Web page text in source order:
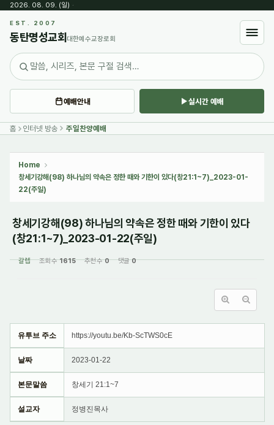
2026. 08. 09. (일) ·
EST. 2007
동탄명성교회 대한예수교장로회
예배안내 실시간 예배
홈 인터넷 방송 주일찬양예배
Home
창세기강해(98) 하나님의 약속은 정한 때와 기한이 있다(창21:1~7)_2023-01-
22(주일)
창세기강해(98) 하나님의 약속은 정한 때와 기한이 있다
(창21:1~7)_2023-01-22(주일)
갈렙 조회 수1615 추천 수0 댓글0
유투브 주소 https://youtu.be/Kb-ScTWS0cE
날짜 2023-01-22
본문말씀 창세기 21:1~7
설교자 정병진목사
Sketchbook5, 스케치북5
Sketchbook5, 스케치북5